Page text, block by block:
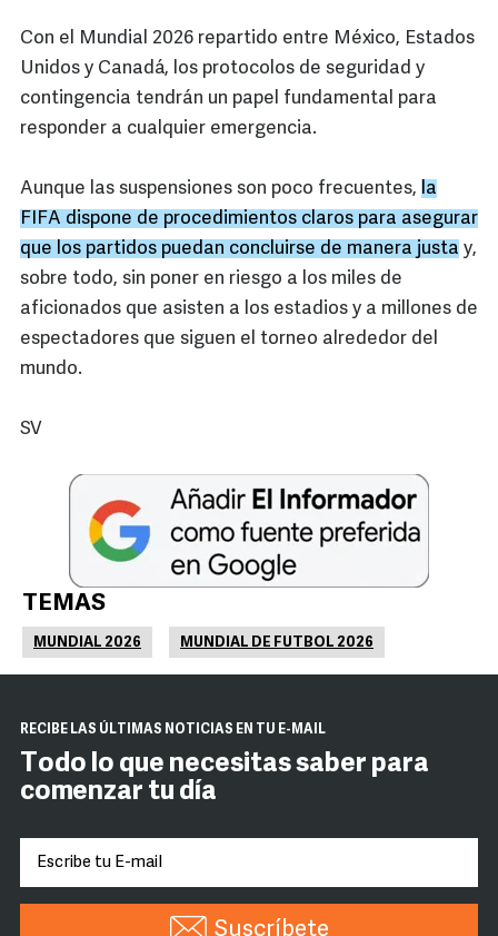
Con el Mundial 2026 repartido entre México, Estados
Unidos y Canadá, los protocolos de seguridad y
contingencia tendrán un papel fundamental para
responder a cualquier emergencia.
Aunque las suspensiones son poco frecuentes, la
FIFA dispone de procedimientos claros para asegurar
que los partidos puedan concluirse de manera justa y,
sobre todo, sin poner en riesgo a los miles de
aficionados que asisten a los estadios y a millones de
espectadores que siguen el torneo alrededor del
mundo.
SV
TEMAS
MUNDIAL 2026 MUNDIAL DE FUTBOL 2026
RECIBE LAS ÚLTIMAS NOTICIAS EN TU E-MAIL
Todo lo que necesitas saber para
comenzar tu día
Suscríbete